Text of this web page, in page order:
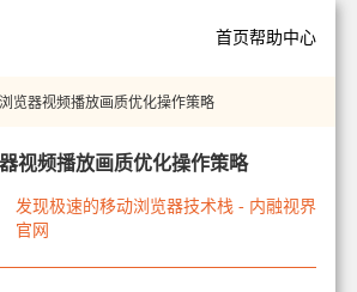
首页帮助中心
览器视频播放画质优化操作策略
视频播放画质优化操作策略
发现极速的移动浏览器技术栈 - 内融视界
官网